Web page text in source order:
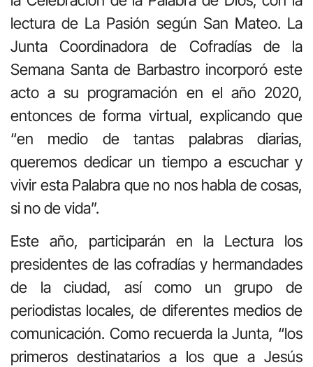
lectura de La Pasión según San Mateo. La
Junta Coordinadora de Cofradías de la
Semana Santa de Barbastro incorporó este
acto a su programación en el año 2020,
entonces de forma virtual, explicando que
“en medio de tantas palabras diarias,
queremos dedicar un tiempo a escuchar y
vivir esta Palabra que no nos habla de cosas,
si no de vida”.
Este año, participarán en la Lectura los
presidentes de las cofradías y hermandades
de la ciudad, así como un grupo de
periodistas locales, de diferentes medios de
comunicación. Como recuerda la Junta, “los
primeros destinatarios a los que a Jesús